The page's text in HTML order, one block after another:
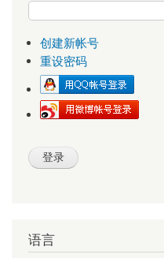
创建新帐号
重设密码
语言